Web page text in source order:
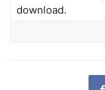
download.